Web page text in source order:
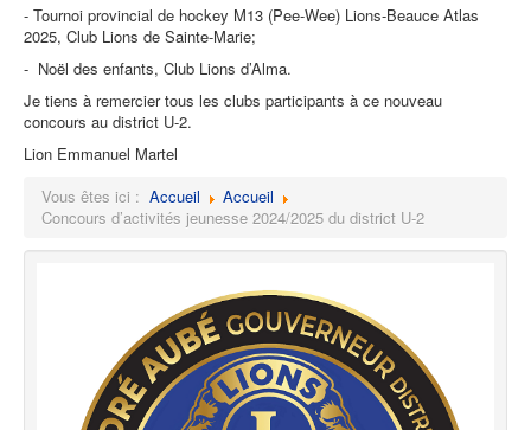
- Tournoi provincial de hockey M13 (Pee-Wee) Lions-Beauce Atlas
2025, Club Lions de Sainte-Marie;
- Noël des enfants, Club Lions d’Alma.
Je tiens à remercier tous les clubs participants à ce nouveau
concours au district U-2.
Lion Emmanuel Martel
Vous êtes ici : Accueil
Accueil
Concours d’activités jeunesse 2024/2025 du district U-2